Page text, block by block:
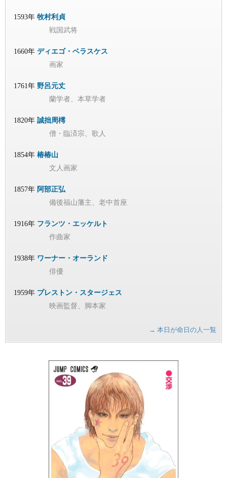
1593年 牧村利貞
戦国武将
1660年 ディエゴ・ベラスケス
画家
1761年 野呂元丈
蘭学者、本草学者
1820年 誠拙周樗
僧・臨済宗、歌人
1854年 椿椿山
文人画家
1857年 阿部正弘
備後福山藩主、老中首座
1916年 フランツ・エッケルト
作曲家
1938年 ワーナー・オーランド
俳優
1959年 プレストン・スタージェス
映画監督、脚本家
→ 本日が命日の人一覧